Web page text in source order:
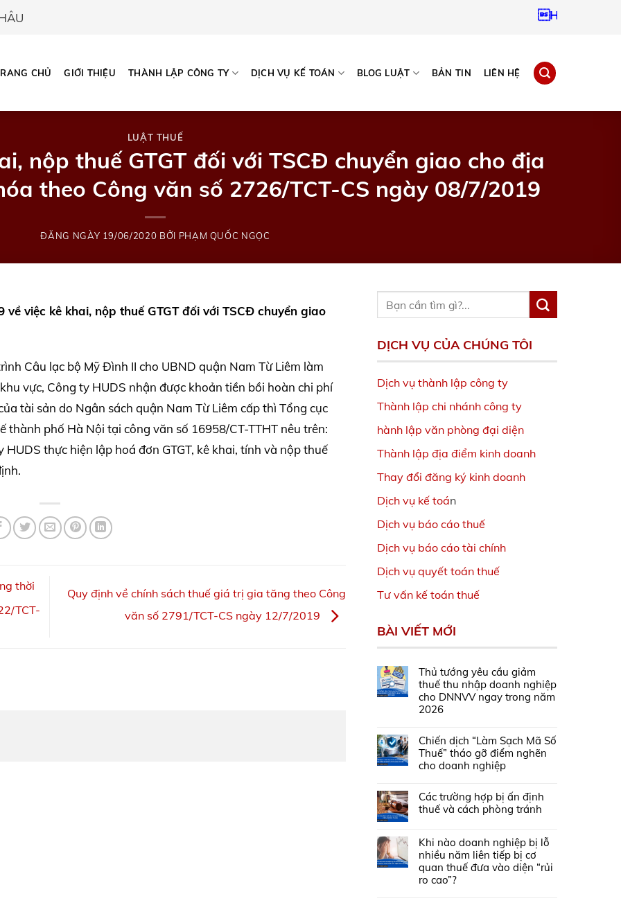
Hotline:
CHỦ GIỚI THIỆU THÀNH LẬP CÔNG TY DỊCH VỤ KẾ TOÁN BLOG LUẬT BẢN TIN LIÊN HỆ
LUẬT THUẾ
nộp thuế GTGT đối với TSCĐ chuyển giao cho địa
theo Công văn số 2726/TCT-CS ngày 08/7/2019
ĐĂNG NGÀY 19/06/2020 BỞI PHẠM QUỐC NGỌC
việc kê khai, nộp thuế GTGT đối với TSCĐ chuyển giao
Câu lạc bộ Mỹ Đình II cho UBND quận Nam Từ Liêm làm
vực, Công ty HUDS nhận được khoản tiền bồi hoàn chi phí
tài sản do Ngân sách quận Nam Từ Liêm cấp thì Tổng cục
thành phố Hà Nội tại công văn số 16958/CT-TTHT nêu trên:
thực hiện lập hoá đơn GTGT, kê khai, tính và nộp thuế
thời
TCT-
Quy định về chính sách thuế giá trị gia tăng theo Công
văn số 2791/TCT-CS ngày 12/7/2019
DỊCH VỤ CỦA CHÚNG TÔI
Dịch vụ thành lập công ty
Thành lập chi nhánh công ty
hành lập văn phòng đại diện
Thành lập địa điểm kinh doanh
Thay đổi đăng ký kinh doanh
Dịch vụ kế toán
Dịch vụ báo cáo thuế
Dịch vụ báo cáo tài chính
Dịch vụ quyết toán thuế
Tư vấn kế toán thuế
BÀI VIẾT MỚI
Thủ tướng yêu cầu giảm
thuế thu nhập doanh nghiệp
cho DNNVV ngay trong năm
2026
Chiến dịch “Làm Sạch Mã Số
Thuế” tháo gỡ điểm nghẽn
cho doanh nghiệp
Các trường hợp bị ấn định
thuế và cách phòng tránh
Khi nào doanh nghiệp bị lỗ
nhiều năm liên tiếp bị cơ
quan thuế đưa vào diện “rủi
ro cao”?